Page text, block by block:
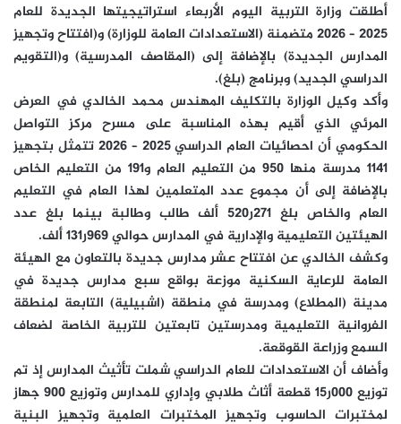
أطلقت وزارة التربية اليوم الأربعاء استراتيجيتها الجديدة للعام
2025 – 2026 متضمنة (الاستعدادات العامة للوزارة) و(افتتاح وتجهيز
المدارس الجديدة) بالإضافة إلى (المقاصف المدرسية) و(التقويم
الدراسي الجديد) وبرنامج (بلغ).
وأكد وكيل الوزارة بالتكليف المهندس محمد الخالدي في العرض
المرئي الذي أقيم بهذه المناسبة على مسرح مركز التواصل
الحكومي أن احصائيات العام الدراسي 2025 – 2026 تتمثل بتجهيز
1141 مدرسة منها 950 من التعليم العام و191 من التعليم الخاص
بالإضافة إلى أن مجموع عدد المتعلمين لهذا العام في التعليم
العام والخاص بلغ 271ر520 ألف طالب وطالبة بينما بلغ عدد
الهيئتين التعليمية والإدارية في المدارس حوالي 969ر131 ألف.
وكشف الخالدي عن افتتاح عشر مدارس جديدة بالتعاون مع الهيئة
العامة للرعاية السكنية موزعة بواقع سبع مدارس جديدة في
مدينة (المطلاع) ومدرسة في منطقة (اشبيلية) التابعة لمنطقة
الفروانية التعليمية ومدرستين تابعتين للتربية الخاصة لضعاف
السمع وزراعة القوقعة.
وأضاف أن الاستعدادات للعام الدراسي شملت تأثيث المدارس إذ تم
توزيع 000ر15 قطعة أثاث طلابي وإداري للمدارس وتوزيع 900 جهاز
لمختبرات الحاسوب وتجهيز المختبرات العلمية وتجهيز البنية